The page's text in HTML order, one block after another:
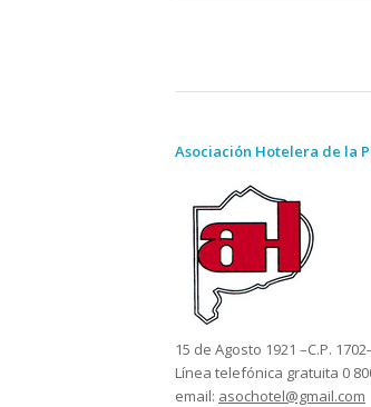
Asociación Hotelera de la
15 de Agosto 1921 –C.P.
Línea telefónica gratuita 0
email: asochotel@gmail.com